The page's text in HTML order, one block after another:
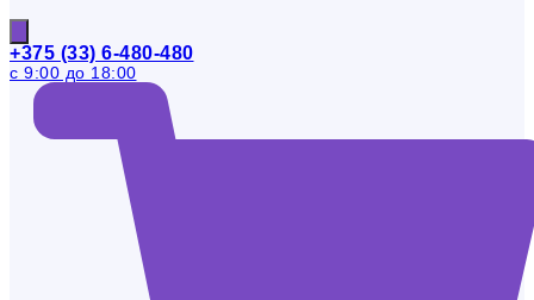
+375 (33) 6-480-480
с 9:00 до 18:00